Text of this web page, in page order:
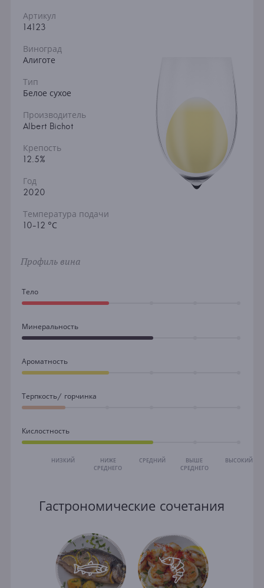
Артикул
14123
Виноград
Алиготе
Тип
Белое сухое
Производитель
Albert Bichot
Крепость
12.5%
Год
2020
Температура подачи
10-12 °С
Профиль вина
Тело
Минеральность
Ароматность
Терпкость/ горчинка
Кислостность
НИЗКИЙ
НИЖЕ
СРЕДНЕГО
СРЕДНИЙ
ВЫШЕ
СРЕДНЕГО
ВЫСОКИЙ
Гастрономические сочетания